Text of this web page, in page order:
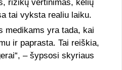
rizikų vertinimas, kelių
tai vyksta realiu laiku.
medikams yra tada, kai
ir paprasta. Tai reiškia,
– šypsosi skyriaus